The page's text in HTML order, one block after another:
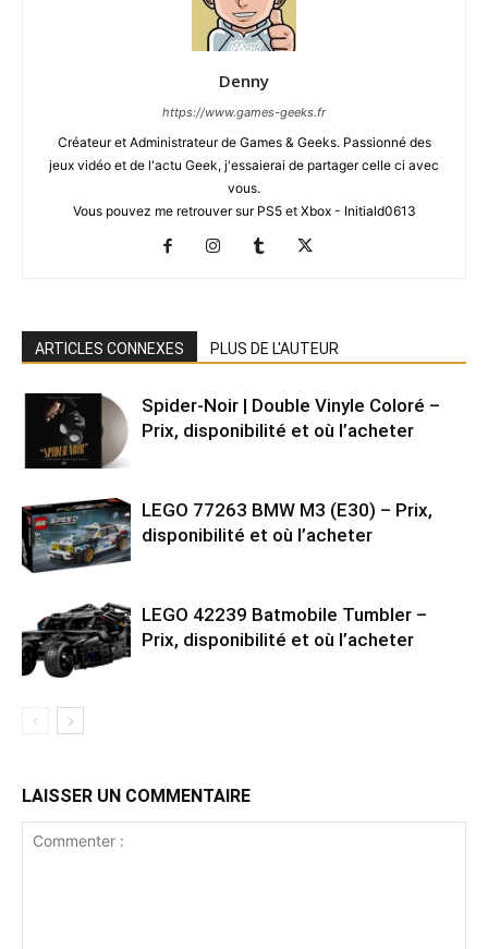
Denny
https://www.games-geeks.fr
Créateur et Administrateur de Games & Geeks. Passionné des
jeux vidéo et de l'actu Geek, j'essaierai de partager celle ci avec
vous.
Vous pouvez me retrouver sur PS5 et Xbox - Initiald0613
ARTICLES CONNEXES PLUS DE L'AUTEUR
Spider-Noir | Double Vinyle Coloré –
Prix, disponibilité et où l’acheter
LEGO 77263 BMW M3 (E30) – Prix,
disponibilité et où l’acheter
LEGO 42239 Batmobile Tumbler –
Prix, disponibilité et où l’acheter
LAISSER UN COMMENTAIRE